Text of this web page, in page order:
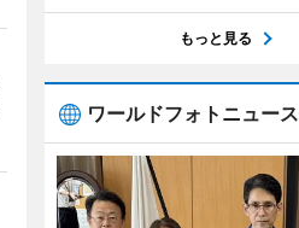
もっと見る
ワールドフォトニュース